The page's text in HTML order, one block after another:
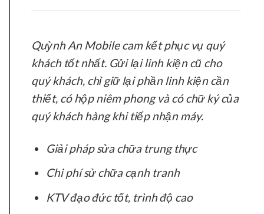
Quỳnh An Mobile cam kết phục vụ quý
khách tốt nhất. Gửi lại linh kiện cũ cho
quý khách, chỉ giữ lại phần linh kiện cần
thiết, có hộp niêm phong và có chữ ký của
quý khách hàng khi tiếp nhận máy.
Giải pháp sửa chữa trung thực
Chi phí sử chữa cạnh tranh
KTV đạo đức tốt, trình độ cao